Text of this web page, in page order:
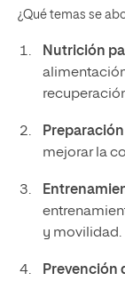
¿Qué temas se
Nutrición
mejorar la
y movilidad.
Prevención